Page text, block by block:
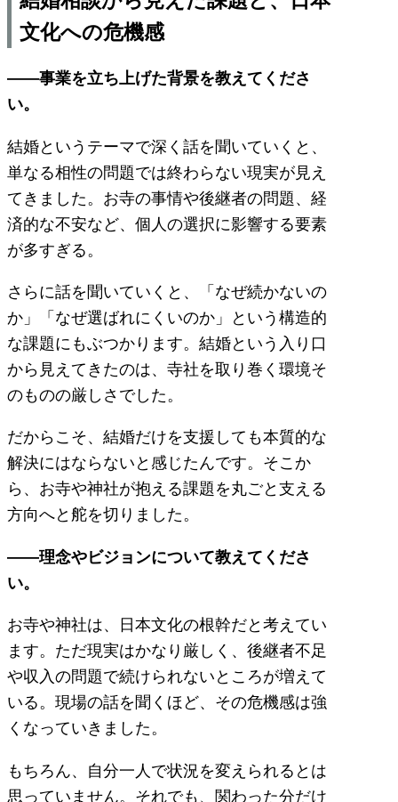
文化への危機感
――事業を立ち上げた背景を教えてくださ
い。
結婚というテーマで深く話を聞いていくと、
単なる相性の問題では終わらない現実が見え
てきました。お寺の事情や後継者の問題、経
済的な不安など、個人の選択に影響する要素
が多すぎる。
さらに話を聞いていくと、「なぜ続かないの
か」「なぜ選ばれにくいのか」という構造的
な課題にもぶつかります。結婚という入り口
から見えてきたのは、寺社を取り巻く環境そ
のものの厳しさでした。
だからこそ、結婚だけを支援しても本質的な
解決にはならないと感じたんです。そこか
ら、お寺や神社が抱える課題を丸ごと支える
方向へと舵を切りました。
――理念やビジョンについて教えてくださ
い。
お寺や神社は、日本文化の根幹だと考えてい
ます。ただ現実はかなり厳しく、後継者不足
や収入の問題で続けられないところが増えて
いる。現場の話を聞くほど、その危機感は強
くなっていきました。
もちろん、自分一人で状況を変えられるとは
思っていません。それでも、関わった分だけ